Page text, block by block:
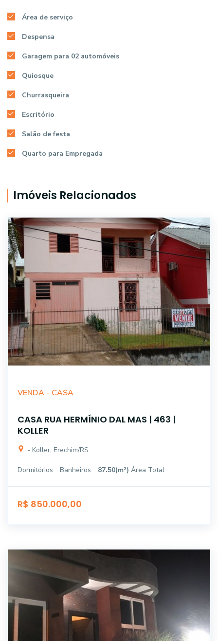
Área de serviço
Despensa
Garagem para 02 automóveis
Quiosque
Churrasqueira
Escritório
Salão de festa
Quarto para Empregada
Imóveis Relacionados
VENDA - CASA
CASA RUA HERMÍNIO DAL MAS | 463 |
KOLLER
- Koller, Erechim/RS
Dormitórios Banheiros 87.50(m²) Área Total
R$ 850.000,00